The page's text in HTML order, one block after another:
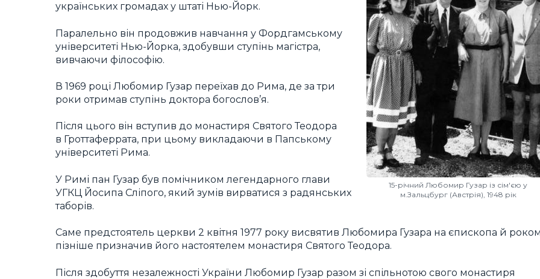
15-річний Любомир Гузар із сім'єю у
м.Зальцбург (Австрія), 1948 рік
українських громадах у штаті Нью-Йорк.
Паралельно він продовжив навчання у Фордгамському
університеті Нью-Йорка, здобувши ступінь магістра,
вивчаючи філософію.
В 1969 році Любомир Гузар переїхав до Рима, де за три
роки отримав ступінь доктора богослов’я.
Після цього він вступив до монастиря Святого Теодора
в Гроттаферрата, при цьому викладаючи в Папському
університеті Рима.
У Римі пан Гузар був помічником легендарного глави
УГКЦ Йосипа Сліпого, який зумів вирватися з радянських
таборів.
Саме предстоятель церкви 2 квітня 1977 року висвятив Любомира Гузара на єпископа й
пізніше призначив його настоятелем монастиря Святого Теодора.
Після здобуття незалежності України Любомир Гузар разом зі спільнотою свого монастиря